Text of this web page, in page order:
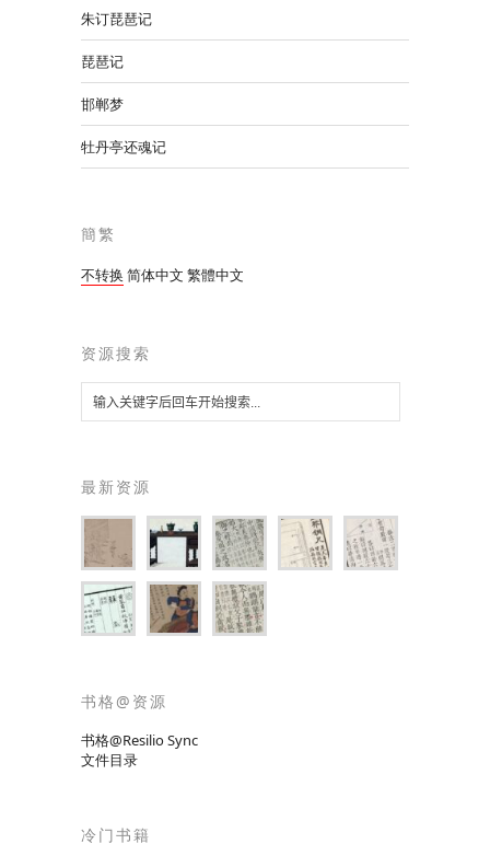
朱订琵琶记
琵琶记
邯郸梦
牡丹亭还魂记
簡繁
不转换 简体中文 繁體中文
资源搜索
最新资源
书格@资源
书格@Resilio Sync
文件目录
冷门书籍